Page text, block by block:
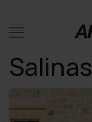
Salinas